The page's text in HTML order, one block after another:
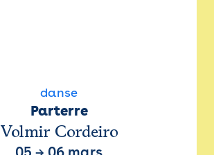
danse
Parterre
Volmir Cordeiro